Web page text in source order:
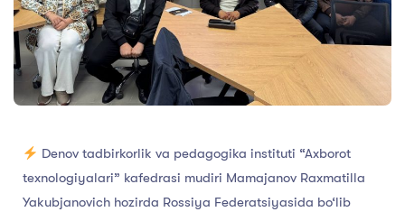
Denov tadbirkorlik va pedagogika instituti “Axborot
texnologiyalari” kafedrasi mudiri Mamajanov Raxmatilla
Yakubjanovich hozirda Rossiya Federatsiyasida bo‘lib